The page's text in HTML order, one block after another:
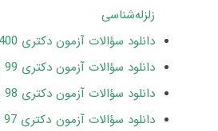
زلزله‌شناسی
دانلود سؤالات آزمون دکتری 1400 ژئوفیزیک
دانلود سؤالات آزمون دکتری 99 رشته ژئوفیزیک
دانلود سؤالات آزمون دکتری 98 رشته ژئوفیزیک